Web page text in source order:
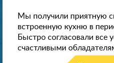
Мы получили приятную
встроенную кухню в
Быстро согласовали все
счастливыми